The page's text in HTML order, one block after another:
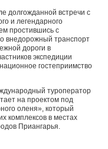
долгожданной встречи с
и легендарного
простившись с
внедорожный транспорт
дороги в
экспедиции
гостеприимство
туроператор
на проектом под
оленя», который
комплексов в местах
Приангарья.